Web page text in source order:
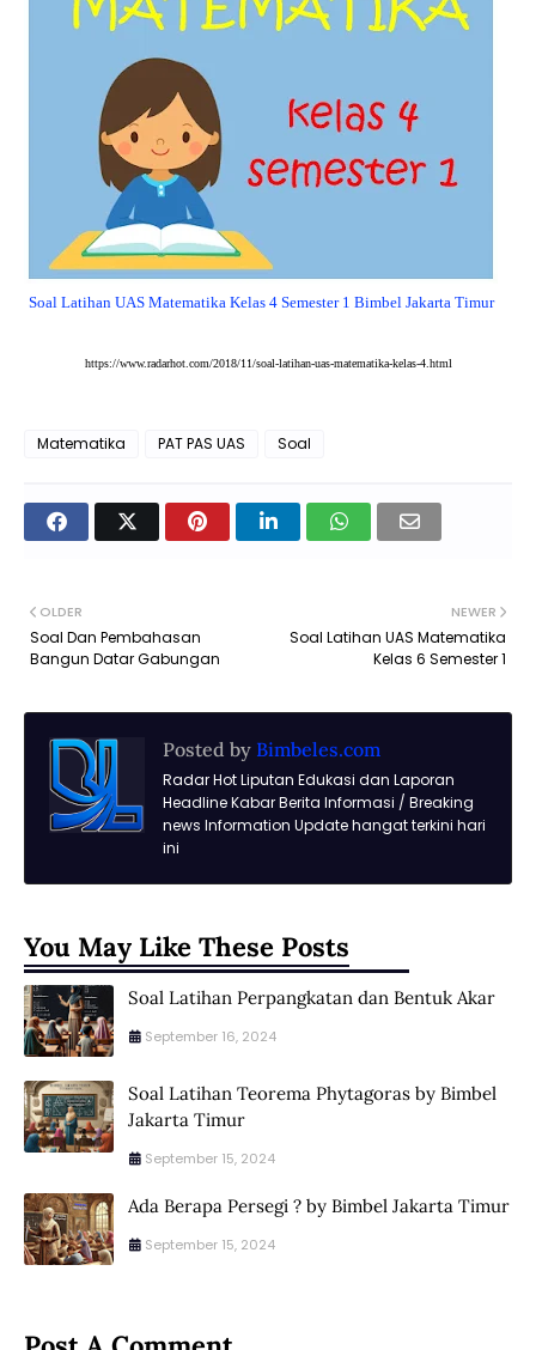
Soal Latihan UAS Matematika Kelas 4 Semester 1 Bimbel Jakarta Timur
https://www.radarhot.com/2018/11/soal-latihan-uas-matematika-kelas-4.html
Matematika PAT PAS UAS Soal
NEWER
Soal Latihan UAS Matematika
Kelas 6 Semester 1
OLDER
Soal Dan Pembahasan
Bangun Datar Gabungan
Posted by Bimbeles.com
Radar Hot Liputan Edukasi dan Laporan
Headline Kabar Berita Informasi / Breaking
news Information Update hangat terkini hari
ini
You May Like These Posts
Soal Latihan Perpangkatan dan Bentuk Akar
September 16, 2024
Soal Latihan Teorema Phytagoras by Bimbel
Jakarta Timur
September 15, 2024
Ada Berapa Persegi ? by Bimbel Jakarta Timur
September 15, 2024